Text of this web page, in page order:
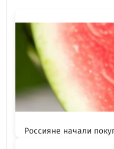
Россияне начали